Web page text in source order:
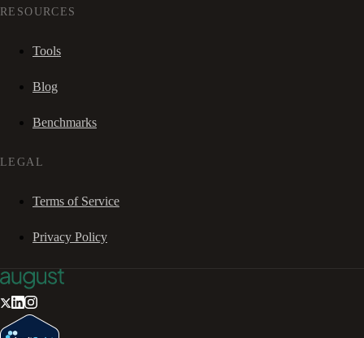
RESOURCES
Tools
Blog
Benchmarks
LEGAL
Terms of Service
Privacy Policy